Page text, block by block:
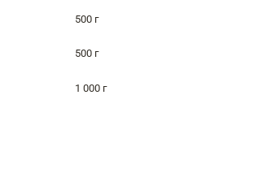
500 г
500 г
1 000 г